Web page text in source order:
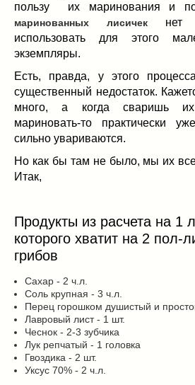
напитки(1)
разное(6)
рыбные блюда(4)
соусы
(1)
Супы
(1)
тушеное(3)
Заначка на зиму!(29)
Грибы (5)
Напитки
Поговорим о
(19)
конкурсы
разном (9)
Постные рецепты (8)
Праздничные блюда(21)
8 марта(1)
День всех влюбленных
мужские даты
пользу их маринования и
маринованных лисичекнет
использовать для этого
экземпляры.
Есть, правда, у этого
существенный недостаток.
много, а когда сваришь
мариновать-то практически
сильно увариваются.
Но как бы там не было, мы их
Итак,
Продукты из расчета на 1
которого хватит на 2 пол-
грибов
Сахар - 2 ч.л.
Соль крупная - 3 ч.л.
Перец горошком душистый и
Лавровый лист - 1 шт.
Чеснок - 2-3 зубчика
Лук репчатый - 1 головка
Гвоздика - 2 шт.
Уксус 70% - 2 ч.л.